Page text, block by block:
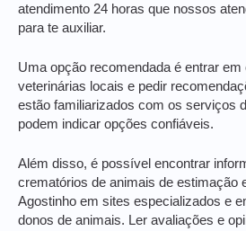
atendimento 24 horas que nossos
para te auxiliar.
Uma opção recomendada é entrar
veterinárias locais e pedir
estão familiarizados com os serviços
podem indicar opções confiáveis.
Além disso, é possível encontrar
crematórios de animais de estimação
Agostinho em sites especializados e
donos de animais. Ler avaliações e